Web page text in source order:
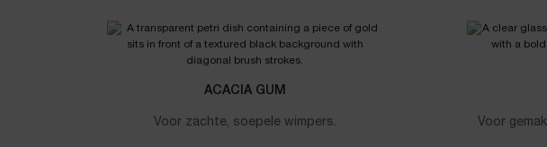
ACACIA GUM
Voor zachte, soepele wimpers.
Voor